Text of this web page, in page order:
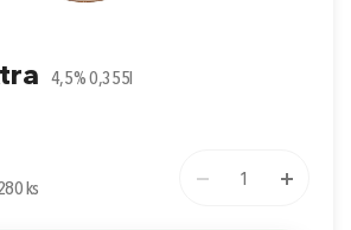
4,5% 0,355l
ks
1